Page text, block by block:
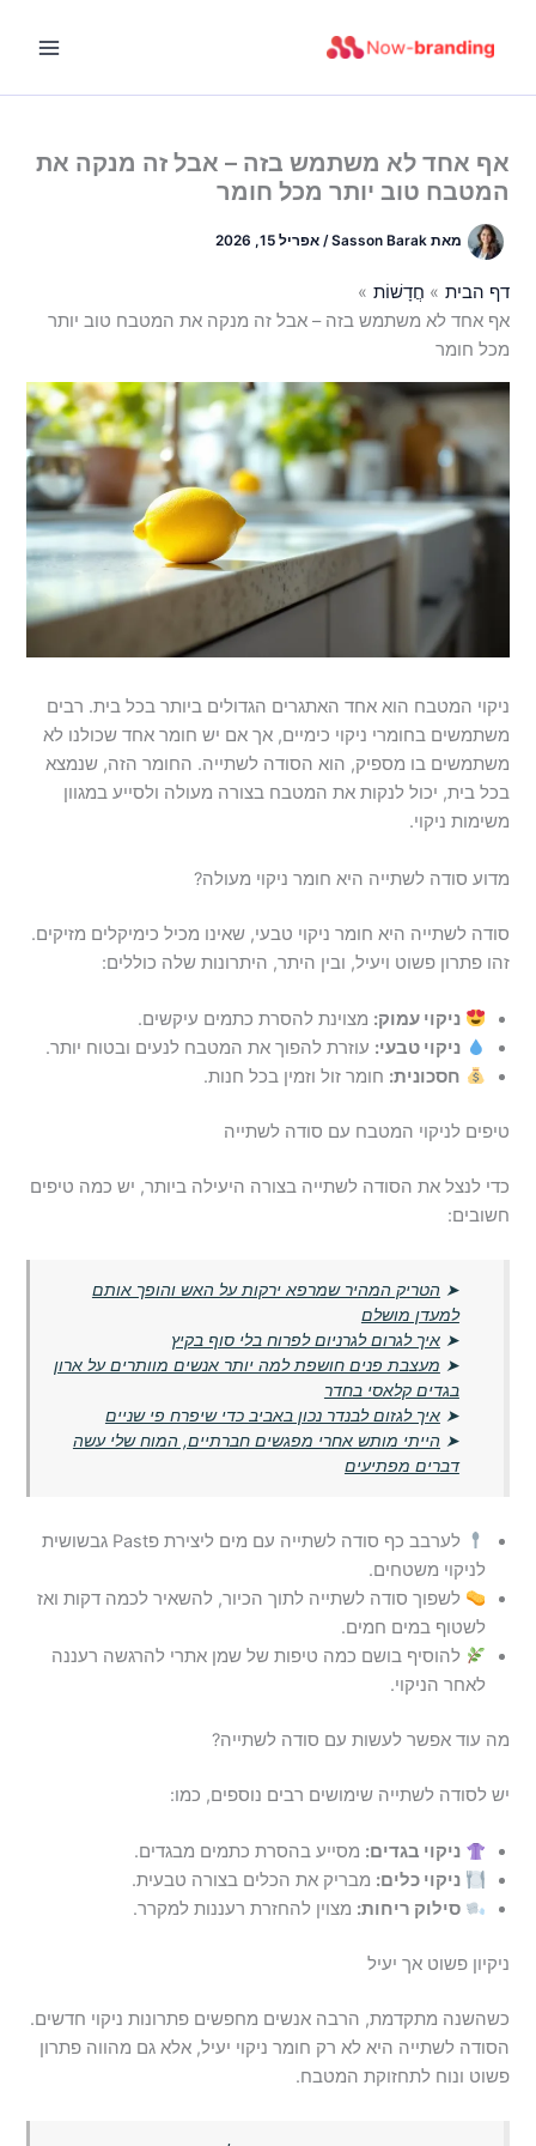
אף אחד לא משתמש בזה – אבל זה מנקה את
המטבח טוב יותר מכל חומר
מאתSasson Barak
/אפריל 15, 2026
דף הבית
חֲדָשׁוֹת
אף אחד לא משתמש בזה – אבל זה מנקה את המטבח טוב יותר
מכל חומר
ניקוי המטבח הוא אחד האתגרים הגדולים ביותר בכל בית. רבים
משתמשים בחומרי ניקוי כימיים, אך אם יש חומר אחד שכולנו לא
משתמשים בו מספיק, הוא הסודה לשתייה. החומר הזה, שנמצא
בכל בית, יכול לנקות את המטבח בצורה מעולה ולסייע במגוון
משימות ניקוי.
מדוע סודה לשתייה היא חומר ניקוי מעולה?
סודה לשתייה היא חומר ניקוי טבעי, שאינו מכיל כימיקלים מזיקים.
זהו פתרון פשוט ויעיל, ובין היתר, היתרונות שלה כוללים:
ניקוי עמוק: מצוינת להסרת כתמים עיקשים.
ניקוי טבעי: עוזרת להפוך את המטבח לנעים ובטוח יותר.
חסכונית: חומר זול וזמין בכל חנות.
טיפים לניקוי המטבח עם סודה לשתייה
כדי לנצל את הסודה לשתייה בצורה היעילה ביותר, יש כמה טיפים
חשובים:
➤ הטריק המהיר שמרפא ירקות על האש והופך אותם
למעדן מושלם
➤איך לגרום לגרניום לפרוח בלי סוף בקיץ
➤ מעצבת פנים חושפת למה יותר אנשים מוותרים על ארון
בגדים קלאסי בחדר
➤איך לגזום לבנדר נכון באביב כדי שיפרח פי שניים
➤ הייתי מותש אחרי מפגשים חברתיים, המוח שלי עשה
דברים מפתיעים
לערבב כף סודה לשתייה עם מים ליצירת פPast גבשושית
לניקוי משטחים.
לשפוך סודה לשתייה לתוך הכיור, להשאיר לכמה דקות ואז
לשטוף במים חמים.
להוסיף בושם כמה טיפות של שמן אתרי להרגשה רעננה
לאחר הניקוי.
מה עוד אפשר לעשות עם סודה לשתייה?
יש לסודה לשתייה שימושים רבים נוספים, כמו:
ניקוי בגדים: מסייע בהסרת כתמים מבגדים.
ניקוי כלים: מבריק את הכלים בצורה טבעית.
סילוק ריחות: מצוין להחזרת רעננות למקרר.
ניקיון פשוט אך יעיל
כשהשנה מתקדמת, הרבה אנשים מחפשים פתרונות ניקוי חדשים.
הסודה לשתייה היא לא רק חומר ניקוי יעיל, אלא גם מהווה פתרון
פשוט ונוח לתחזוקת המטבח.